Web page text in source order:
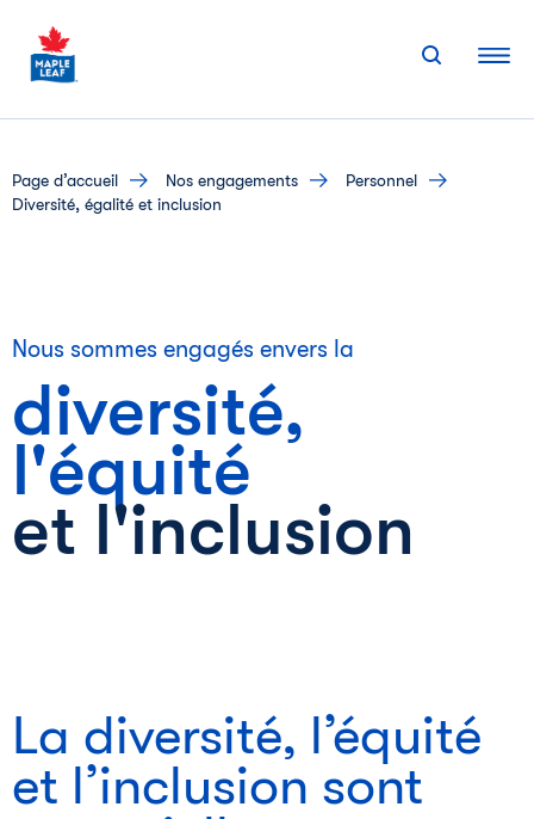
content
page d’accueil nos engagements
personnel
Diversité, égalité et inclusion
Nous sommes engagés envers la
diversité,
l'équité
et l'inclusion
La diversité, l’équité
et l’inclusion sont